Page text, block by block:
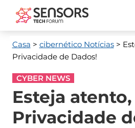
Casa > cibernético Notícias>
Privacidade de Dados!
CYBER NEWS
Esteja
Privacidade